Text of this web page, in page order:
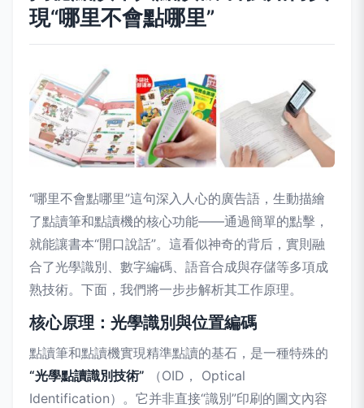
現“哪里不會點哪里”
“哪里不會點哪里”這句深入人心的廣告語，生動描繪
了點讀筆和點讀機的核心功能——通過簡單的點擊，
就能讓書本“開口說話”。這看似神奇的背后，實則融
合了光學識別、數字編碼、語音合成與存儲等多項成
熟技術。下面，我們將一步步解析其工作原理。
核心原理：光學識別與位置編碼
點讀筆和點讀機實現精準點讀的基石，是一種特殊的
“光學點讀識別技術” （OID， Optical
Identification）。它并非直接“識別”印刷的圖文內容